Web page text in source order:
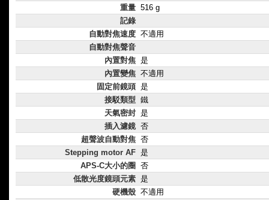
重量 516 g
記錄
自動對焦速度 不適用
自動對焦聲音
內置對焦 是
內置變焦 不適用
固定前鏡頭 是
接駁類型 鐵
天氣密封 是
插入濾鏡 否
超聲波自動對焦 否
Stepping motor AF 是
APS-C大小的圈
否
低散光度鏡頭元素 是
硬機殼 不適用